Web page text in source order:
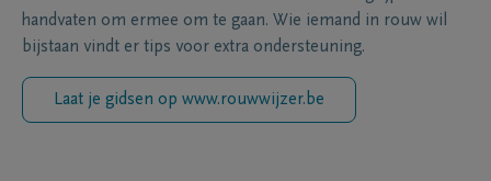
handvaten om ermee om te gaan. Wie iemand in rouw wil
bijstaan vindt er tips voor extra ondersteuning.
Laat je gidsen op www.rouwwijzer.be